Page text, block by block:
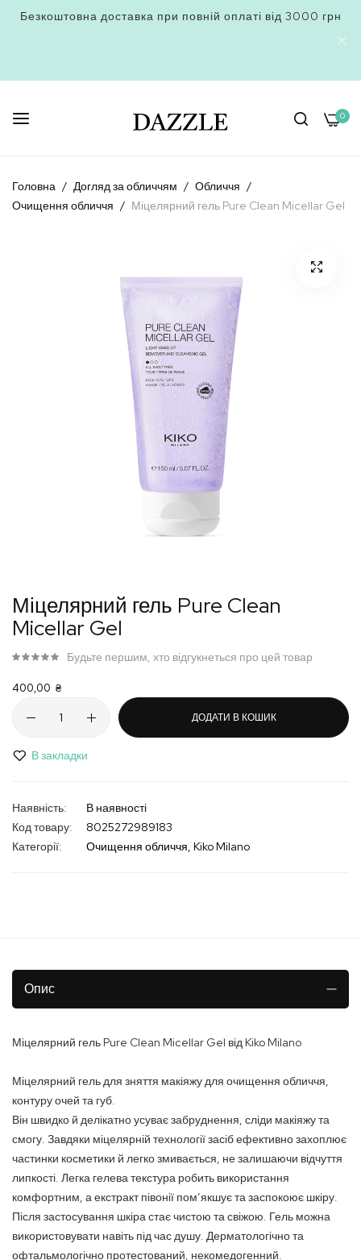
Безкоштовна доставка при повній оплаті від 3000 грн
0
to
Content
Головна Догляд за обличчям
Обличчя
Очищення обличчя
Міцелярний гель Pure Clean Micellar Gel
до
початку
зображень
Міцелярний гель Pure Clean
Micellar Gel
400,00 ₴
Будьте першим, хто відгукнеться про цей товар
ДОДАТИ В КОШИК
В закладки
В наявності
Код товару
8025272989183
Категорії:
Очищення обличчя Kiko Milano
Опис
Міцелярний гель Pure Clean Micellar Gel від Kiko Milano
Міцелярний гель для зняття макіяжу для очищення обличчя,
контуру очей та губ.
Він швидко й делікатно усуває забруднення, сліди макіяжу та
смогу. Завдяки міцелярній технології засіб ефективно захоплює
частинки косметики й легко змивається, не залишаючи відчуття
липкості. Легка гелева текстура робить використання
комфортним, а екстракт півонії пом’якшує та заспокоює шкіру.
Після застосування шкіра стає чистою та свіжою. Гель можна
використовувати навіть під час душу. Дерматологічно та
офтальмологічно протестований, некомедогенний.